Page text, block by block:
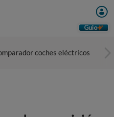
Guio
coches eléctricos